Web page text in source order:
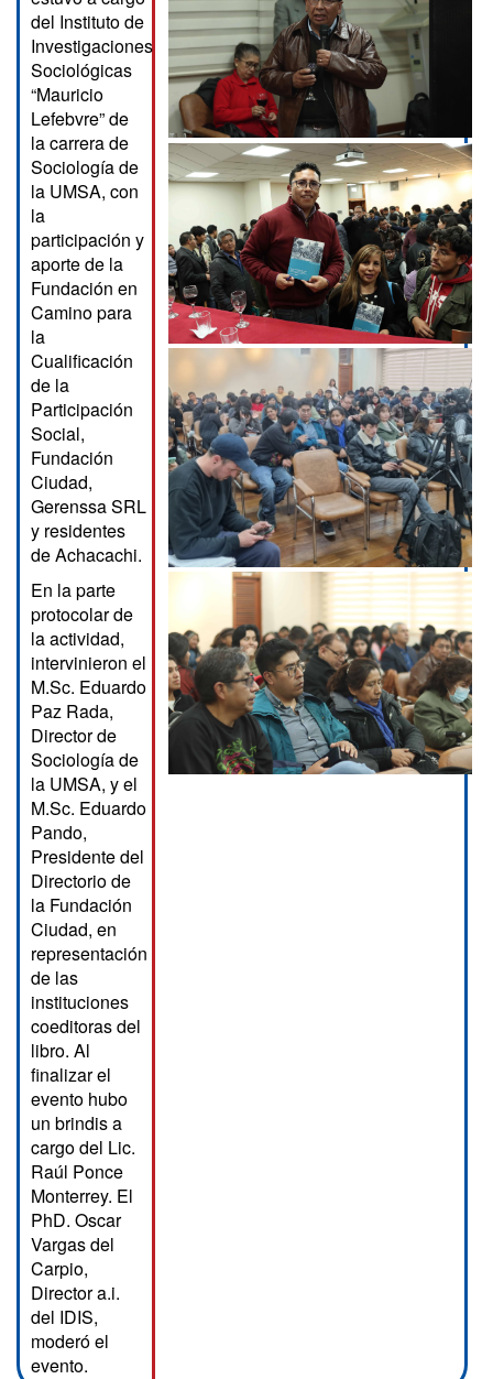
del Instituto de
Investigaciones
Sociológicas
“Mauricio
Lefebvre” de
la carrera de
Sociología de
la UMSA, con
la
participación y
aporte de la
Fundación en
Camino para
la
Cualificación
de la
Participación
Social,
Fundación
Ciudad,
Gerenssa SRL
y residentes
de Achacachi.
En la parte
protocolar de
la actividad,
intervinieron el
M.Sc. Eduardo
Paz Rada,
Director de
Sociología de
la UMSA, y el
M.Sc. Eduardo
Pando,
Presidente del
Directorio de
la Fundación
Ciudad, en
representación
de las
instituciones
coeditoras del
libro. Al
finalizar el
evento hubo
un brindis a
cargo del Lic.
Raúl Ponce
Monterrey. El
PhD. Oscar
Vargas del
Carpio,
Director a.i.
del IDIS,
moderó el
evento.